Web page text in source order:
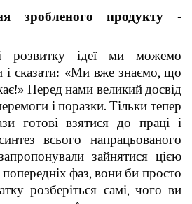
зробленого продукту -
ідеї ми можемо
і сказати: «Ми вже знаємо, що
Перед нами великий досвід
і поразки. Тільки тепер
готові взятися до праці і
всього напрацьованого
зайнятися цією
фаз, вони би просто
розберіться самі, чого ви